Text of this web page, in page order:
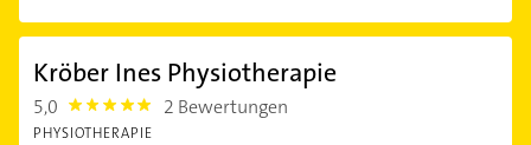
Kröber Ines Physiotherapie
5,0 5.0 2 Bewertungen
PHYSIOTHERAPIE